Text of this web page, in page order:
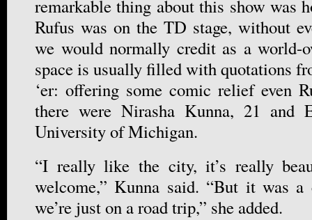
remarkable thing about this show was
Rufus was on the TD stage, without
we would normally credit as a world-
space is usually filled with quotations
‘er: offering some comic relief even
there were Nirasha Kunna, 21 and
University of Michigan.
“I really like the city, it’s really
welcome,” Kunna said. “But it was a
we’re just on a road trip,” she added.